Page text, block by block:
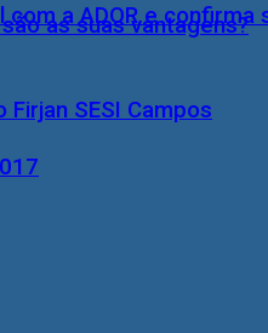
as suas vantagens?
a ADOR e confirma
SESI Campos